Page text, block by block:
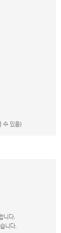
수 있음)
니다.
니다.